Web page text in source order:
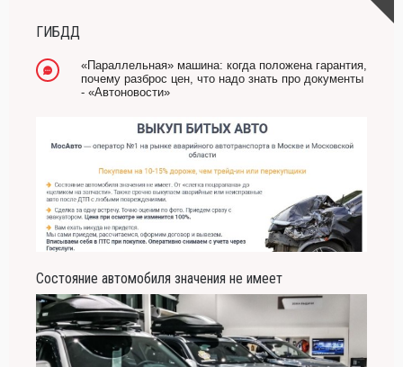
ГИБДД
«Параллельная» машина: когда положена гарантия,
почему разброс цен, что надо знать про документы
- «Автоновости»
Состояние автомобиля значения не имеет